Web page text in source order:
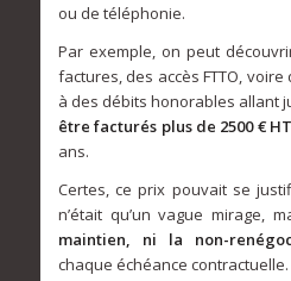
ou de téléphonie.
Par exemple, on peut
factures, des accès FTTO,
à des débits honorables allant
être facturés plus de 2500 €
ans.
Certes, ce prix pouvait se
n’était qu’un vague mirage,
maintien, ni la non-
chaque échéance contractuelle.